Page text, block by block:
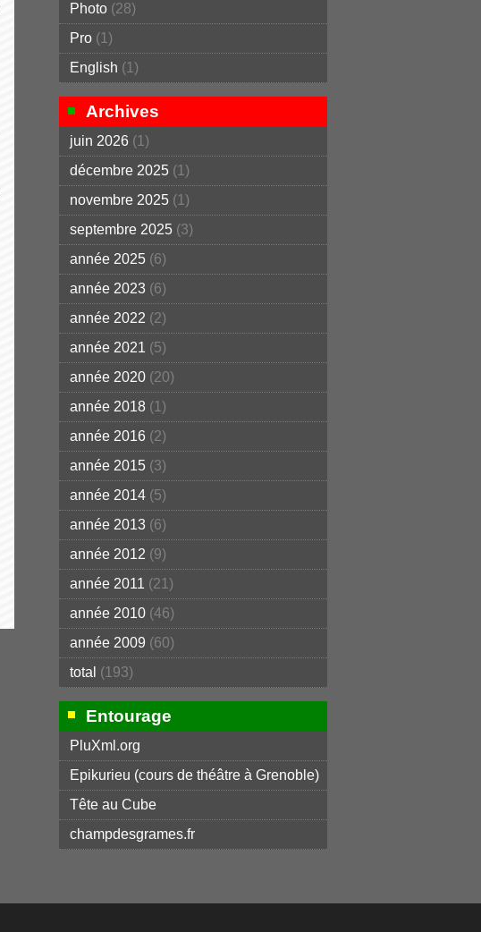
Photo (28)
Pro (1)
English (1)
Archives
juin 2026 (1)
décembre 2025 (1)
novembre 2025 (1)
septembre 2025 (3)
année 2025 (6)
année 2023 (6)
année 2022 (2)
année 2021 (5)
année 2020 (20)
année 2018 (1)
année 2016 (2)
année 2015 (3)
année 2014 (5)
année 2013 (6)
année 2012 (9)
année 2011 (21)
année 2010 (46)
année 2009 (60)
total (193)
Entourage
PluXml.org
Epikurieu (cours de théâtre à Grenoble)
Tête au Cube
champdesgrames.fr